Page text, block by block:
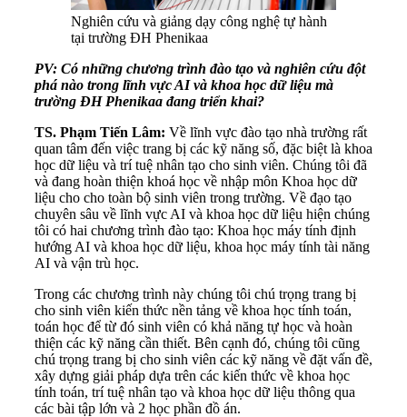
Nghiên cứu và giảng dạy công nghệ tự hành
tại trường ĐH Phenikaa
PV: Có những chương trình đào tạo và nghiên cứu đột
phá nào trong lĩnh vực AI và khoa học dữ liệu mà
trường ĐH Phenikaa đang triển khai?
TS. Phạm Tiến Lâm: Về lĩnh vực đào tạo nhà trường rất
quan tâm đến việc trang bị các kỹ năng số, đặc biệt là khoa
học dữ liệu và trí tuệ nhân tạo cho sinh viên. Chúng tôi đã
và đang hoàn thiện khoá học về nhập môn Khoa học dữ
liệu cho cho toàn bộ sinh viên trong trường. Về đạo tạo
chuyên sâu về lĩnh vực AI và khoa học dữ liệu hiện chúng
tôi có hai chương trình đào tạo: Khoa học máy tính định
hướng AI và khoa học dữ liệu, khoa học máy tính tài năng
AI và vận trù học.
Trong các chương trình này chúng tôi chú trọng trang bị
cho sinh viên kiến thức nền tảng về khoa học tính toán,
toán học để từ đó sinh viên có khả năng tự học và hoàn
thiện các kỹ năng cần thiết. Bên cạnh đó, chúng tôi cũng
chú trọng trang bị cho sinh viên các kỹ năng về đặt vấn đề,
xây dựng giải pháp dựa trên các kiến thức về khoa học
tính toán, trí tuệ nhân tạo và khoa học dữ liệu thông qua
các bài tập lớn và 2 học phần đồ án.